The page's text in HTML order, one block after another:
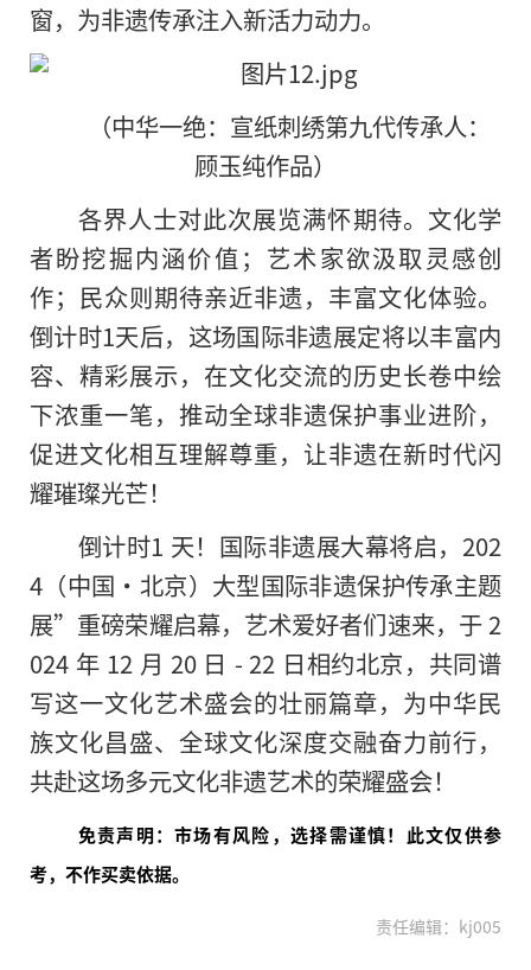
窗，为非遗传承注入新活力动力。
（中华一绝：宣纸刺绣第九代传承人：
顾玉纯作品）
各界人士对此次展览满怀期待。文化学
者盼挖掘内涵价值；艺术家欲汲取灵感创
作；民众则期待亲近非遗，丰富文化体验。
倒计时1天后，这场国际非遗展定将以丰富内
容、精彩展示，在文化交流的历史长卷中绘
下浓重一笔，推动全球非遗保护事业进阶，
促进文化相互理解尊重，让非遗在新时代闪
耀璀璨光芒！
倒计时1 天！国际非遗展大幕将启，202
4（中国·北京）大型国际非遗保护传承主题
展”重磅荣耀启幕，艺术爱好者们速来，于 2
024 年 12 月 20 日 - 22 日相约北京，共同谱
写这一文化艺术盛会的壮丽篇章，为中华民
族文化昌盛、全球文化深度交融奋力前行，
共赴这场多元文化非遗艺术的荣耀盛会！
免责声明：市场有风险，选择需谨慎！此文仅供参
考，不作买卖依据。
责任编辑：kj005